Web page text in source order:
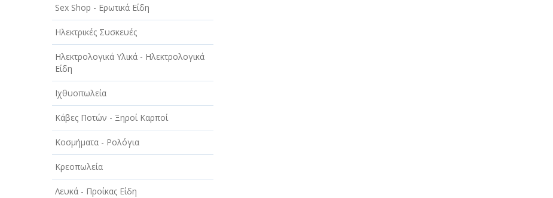
Sex Shop - Ερωτικά Είδη
Ηλεκτρικές Συσκευές
Ηλεκτρολογικά Υλικά - Ηλεκτρολογικά
Είδη
Ιχθυοπωλεία
Κάβες Ποτών - Ξηροί Καρποί
Κοσμήματα - Ρολόγια
Κρεοπωλεία
Λευκά - Προίκας Είδη